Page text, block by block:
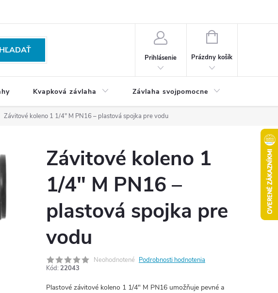
HĽADAŤ
Prihlásenie
NÁKUPNÝ
Prázdny košík
Kvapková závlaha Závlaha svojpomocne
Závitové koleno 1 1/4" M PN16 – plastová spojka pre vodu
Závitové koleno 1
1/4" M PN16 –
plastová spojka pre
vodu
Neohodnotené Podrobnosti hodnotenia
Kód: 22043
Plastové závitové koleno 1 1/4" M PN16 umožňuje pevné a